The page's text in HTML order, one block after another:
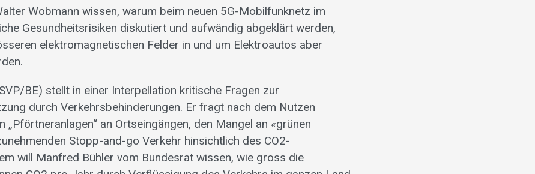
Wobmann wissen, warum beim neuen 5G-Mobilfunknetz im
Gesundheitsrisiken diskutiert und aufwändig abgeklärt werden,
elektromagnetischen Felder in und um Elektroautos aber
BE) stellt in einer Interpellation kritische Fragen zur
durch Verkehrsbehinderungen. Er fragt nach dem Nutzen
„Pförtneranlagen“ an Ortseingängen, den Mangel an «grünen
Stopp-and-go Verkehr hinsichtlich des CO2-
will Manfred Bühler vom Bundesrat wissen, wie gross die